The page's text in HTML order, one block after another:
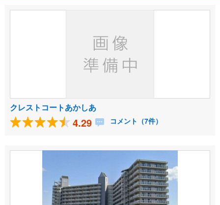
クレストコートあかしあ
4.29 コメント（7件）